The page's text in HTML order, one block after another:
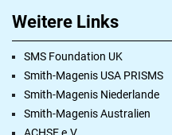
Weitere Links
SMS Foundation UK
Smith-Magenis USA PRISMS
Smith-Magenis Niederlande
Smith-Magenis Australien